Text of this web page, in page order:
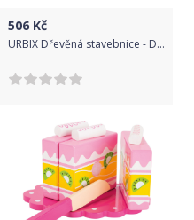
506 Kč
URBIX Dřevěná stavebnice - Depo